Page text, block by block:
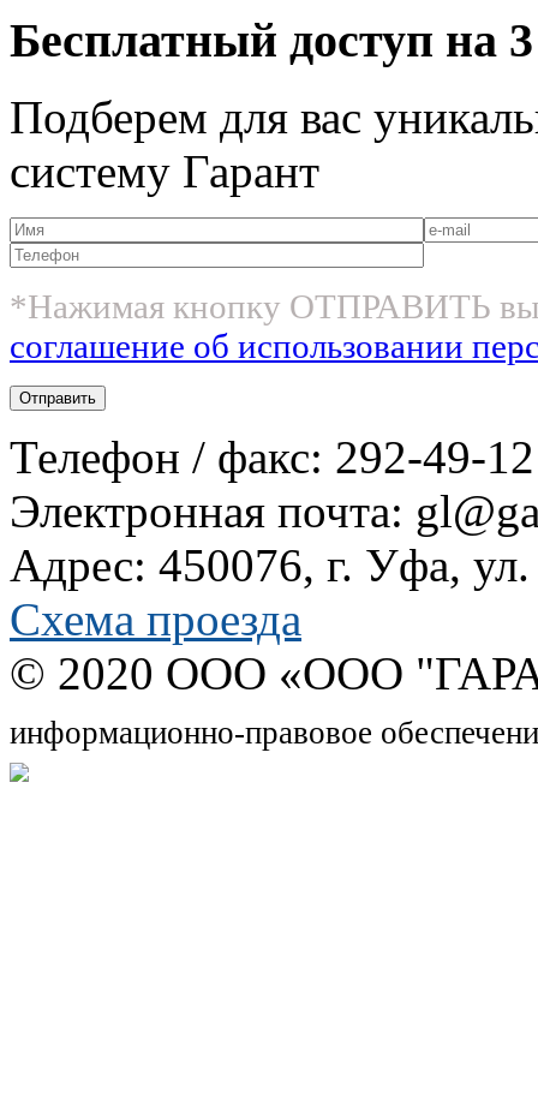
Бесплатный доступ на
Подберем для вас
систему Гарант
*Нажимая кнопку ОТПРАВИТЬ
соглашение об использовании
Телефон / факс: 292-49-12
Электронная почта:
Адрес: 450076, г. Уфа,
Схема проезда
© 2020 OOO «ООО
информационно-правовое